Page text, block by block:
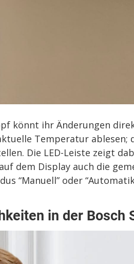
könnt ihr Änderungen
Temperatur
Die LED-Leiste zeigt
dem Display auch die
“Manuell” oder
in der Bosch